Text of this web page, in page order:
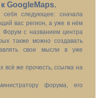
GoogleMaps.
себя следующее: сначала
вас регион, а уже в нём
с названием центра
также можно создавать
свои мысли в уже
всё же прочесть, ссылка на
форума, его